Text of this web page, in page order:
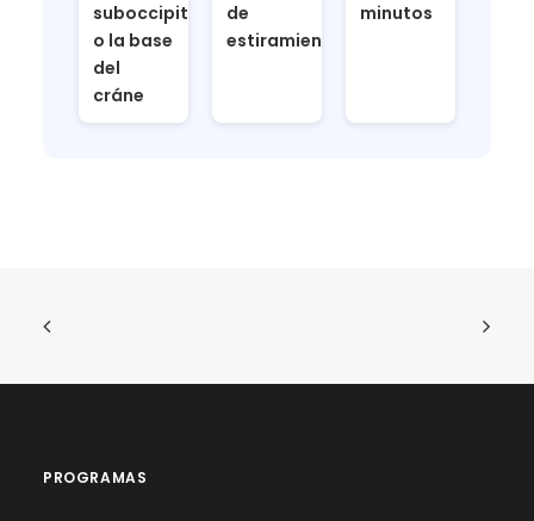
suboccipitales
o la base
del
cráne
de
estiramiento
minutos
PROGRAMAS